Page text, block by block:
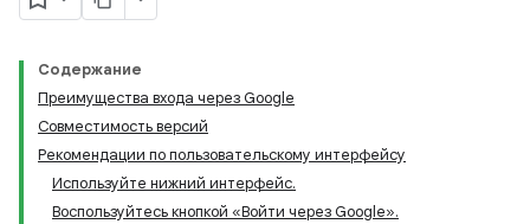
Содержание
Преимущества входа через Google
Совместимость версий
Рекомендации по пользовательскому интерфейсу
Используйте нижний интерфейс.
Воспользуйтесь кнопкой «Войти через Google».